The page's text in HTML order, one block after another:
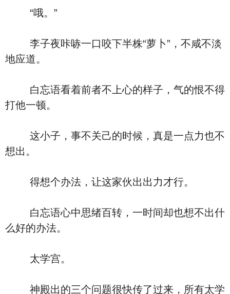
“哦。”
李子夜咔哧一口咬下半株“萝卜”，不咸不淡
地应道。
白忘语看着前者不上心的样子，气的恨不得
打他一顿。
这小子，事不关己的时候，真是一点力也不
想出。
得想个办法，让这家伙出出力才行。
白忘语心中思绪百转，一时间却也想不出什
么好的办法。
太学宫。
神殿出的三个问题很快传了过来，所有太学